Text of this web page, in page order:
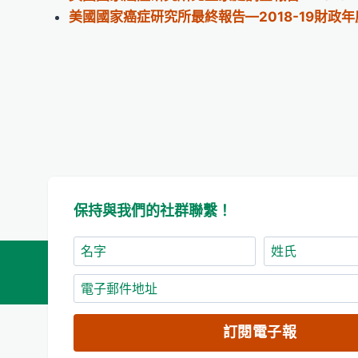
美國國家癌症研究所最終報告—2018-19財政年
保持與我們的社群聯繫！
名
字
姓
氏
電
子
件
訂閱電子報